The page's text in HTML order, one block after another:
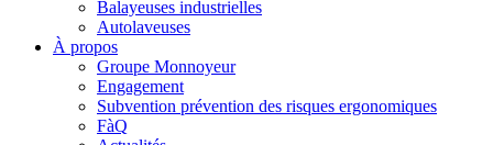
Balayeuses industrielles
Autolaveuses
À propos
Groupe Monnoyeur
Engagement
Subvention prévention des risques ergonomiques
FàQ